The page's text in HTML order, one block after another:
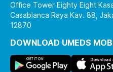
Office Tower Eighty Eight
Casablanca Raya Kav. 88,
12870
DOWNLOAD UMEDS